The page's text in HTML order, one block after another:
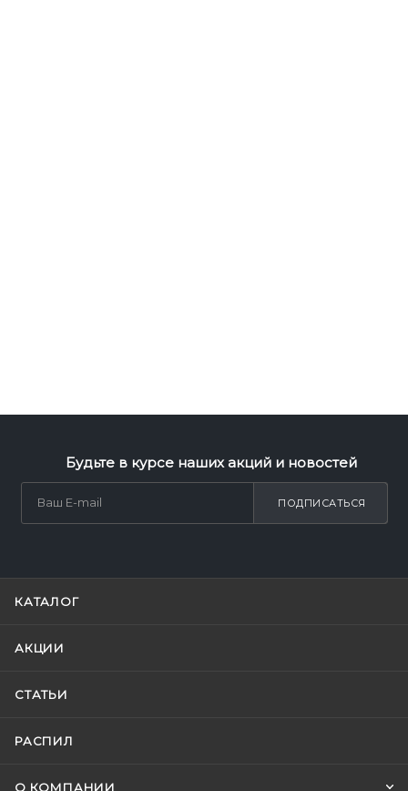
Будьте в курсе наших акций и новостей
ПОДПИСАТЬСЯ
КАТАЛОГ
АКЦИИ
СТАТЬИ
РАСПИЛ
О КОМПАНИИ